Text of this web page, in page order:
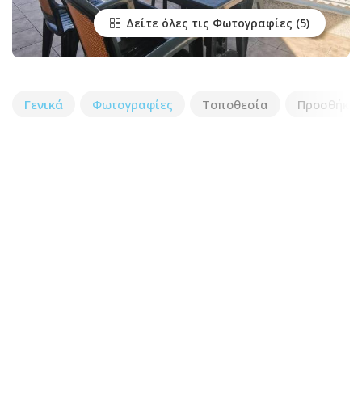
Δείτε όλες τις Φωτογραφίες
Γενικά Φωτογραφίες Τοποθεσία Προσθήκη